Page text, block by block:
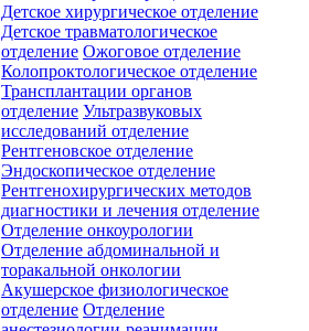
Детское хирургическое отделение
Детское травматологическое
отделение Ожоговое отделение
Колопроктологическое отделение
Трансплантации органов
отделение Ультразвуковых
исследований отделение
Рентгеновское отделение
Эндоскопическое отделение
Рентгенохирургических методов
диагностики и лечения отделение
Отделение онкоурологии
Отделение абдоминальной и
торакальной онкологии
Акушерское физиологическое
отделение Отделение